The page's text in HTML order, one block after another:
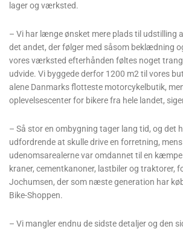
lager og værksted.
– Vi har længe ønsket mere plads til udstilling
det andet, der følger med såsom beklædning
vores værksted efterhånden føltes noget
udvide. Vi byggede derfor 1200 m2 til vores
alene Danmarks flotteste motorcykelbutik,
oplevelsescenter for bikere fra hele landet,
– Så stor en ombygning tager lang tid, og det
udfordrende at skulle drive en forretning,
udenomsarealerne var omdannet til en
kraner, cementkanoner, lastbiler og traktorer,
Jochumsen, der som næste generation har
Bike-Shoppen.
– Vi mangler endnu de sidste detaljer og den